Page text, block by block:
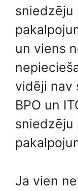
sniedzēju
un viens
vidēji nav
BPO un
sniedzēju
Ja vien